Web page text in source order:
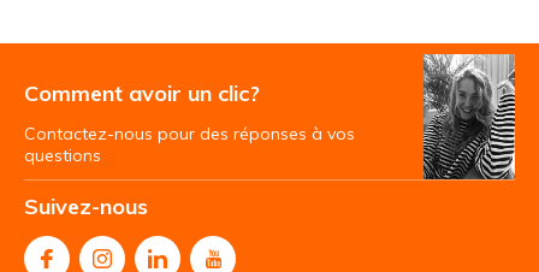
Comment avoir un clic?
Contactez-nous pour des réponses à vos
questions
Suivez-nous